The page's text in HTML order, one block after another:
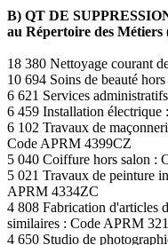
B) QT DE
au Répertoire des
18 380 Nettoyage courant
10 694 Soins de beauté
6 621 Services
6 459 Installation
6 102 Travaux de
Code APRM 4399CZ
5 040 Coiffure hors salon :
5 021 Travaux de peinture
APRM 4334ZC
4 808 Fabrication d'articles
similaires : Code APRM
4 650 Studio de